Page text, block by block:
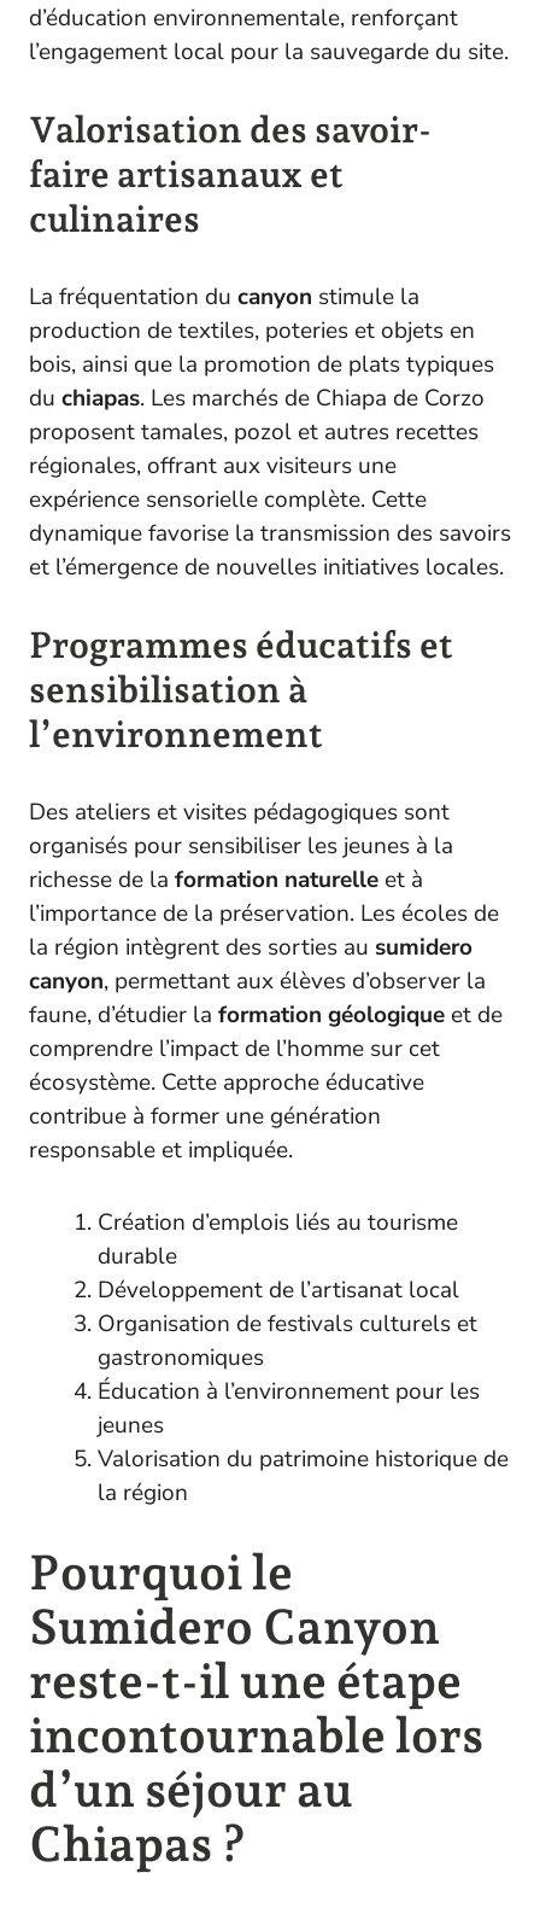
d’éducation environnementale, renforçant
l’engagement local pour la sauvegarde du site.
Valorisation des savoir-
faire artisanaux et
culinaires
La fréquentation du canyon stimule la
production de textiles, poteries et objets en
bois, ainsi que la promotion de plats typiques
du chiapas. Les marchés de Chiapa de Corzo
proposent tamales, pozol et autres recettes
régionales, offrant aux visiteurs une
expérience sensorielle complète. Cette
dynamique favorise la transmission des savoirs
et l’émergence de nouvelles initiatives locales.
Programmes éducatifs et
sensibilisation à
l’environnement
Des ateliers et visites pédagogiques sont
organisés pour sensibiliser les jeunes à la
richesse de la formation naturelle et à
l’importance de la préservation. Les écoles de
la région intègrent des sorties au sumidero
canyon, permettant aux élèves d’observer la
faune, d’étudier la formation géologique et de
comprendre l’impact de l’homme sur cet
écosystème. Cette approche éducative
contribue à former une génération
responsable et impliquée.
Création d’emplois liés au tourisme
durable
Développement de l’artisanat local
Organisation de festivals culturels et
gastronomiques
Éducation à l’environnement pour les
jeunes
Valorisation du patrimoine historique de
la région
Pourquoi le
Sumidero Canyon
reste-t-il une étape
incontournable lors
d’un séjour au
Chiapas ?